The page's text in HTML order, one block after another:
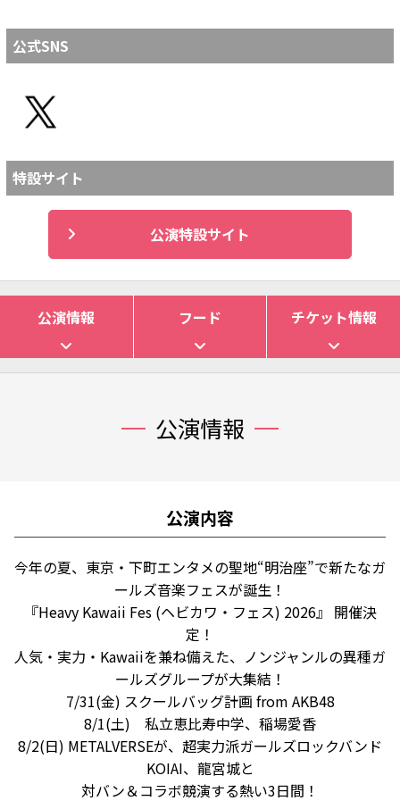
公式SNS
特設サイト
公演特設サイト
公演情報 フード チケット情報
公演情報
公演内容
今年の夏、東京・下町エンタメの聖地“明治座”で新たなガ
ールズ音楽フェスが誕生！
『Heavy Kawaii Fes (ヘビカワ・フェス) 2026』 開催決
定！
人気・実力・Kawaiiを兼ね備えた、ノンジャンルの異種ガ
ールズグループが大集結！
7/31(金) スクールバッグ計画 from AKB48
8/1(土) 私立恵比寿中学、稲場愛香
8/2(日) METALVERSEが、超実力派ガールズロックバンド
KOIAI、龍宮城と
対バン＆コラボ競演する熱い3日間！